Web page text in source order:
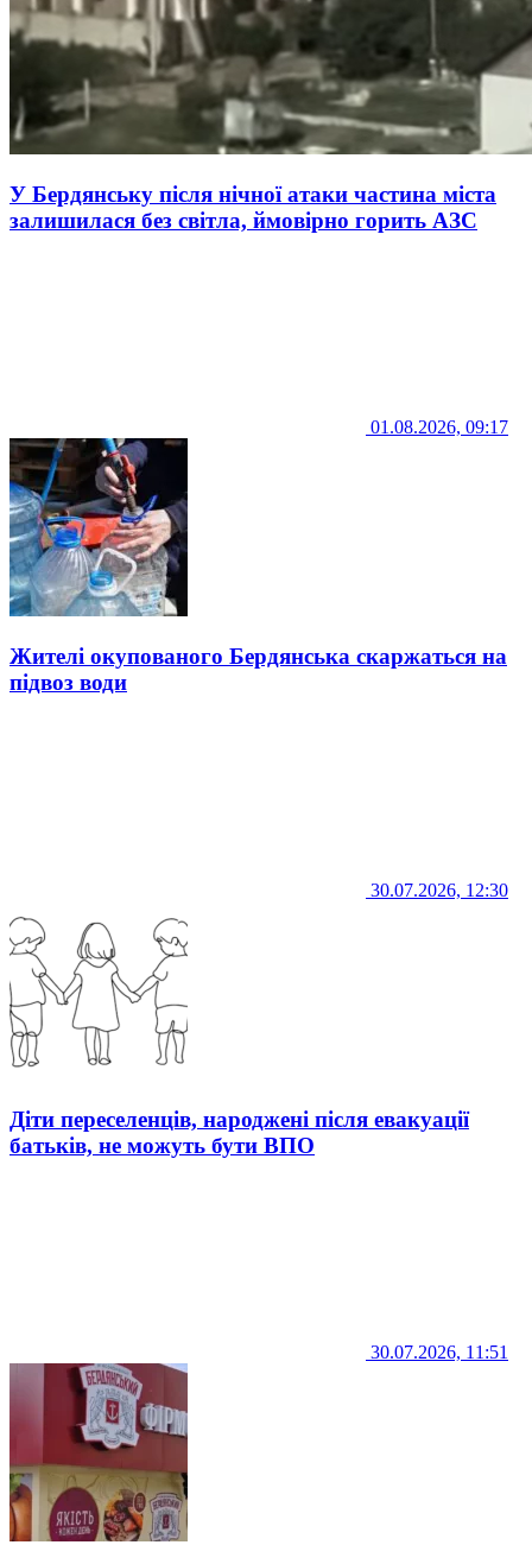
У Бердянську після нічної атаки частина міста
залишилася без світла, ймовірно горить АЗС
01.08.2026, 09:17
Жителі окупованого Бердянська скаржаться на
підвоз води
30.07.2026, 12:30
Діти переселенців, народжені після евакуації
батьків, не можуть бути ВПО
30.07.2026, 11:51